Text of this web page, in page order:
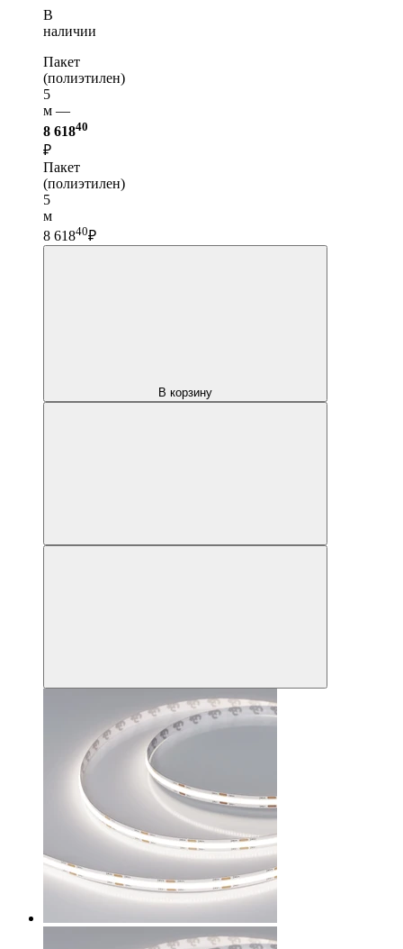
В
наличии
Пакет
(полиэтилен)
5
м —
8 61840
₽
Пакет
(полиэтилен)
5
м
8 61840₽
В корзину